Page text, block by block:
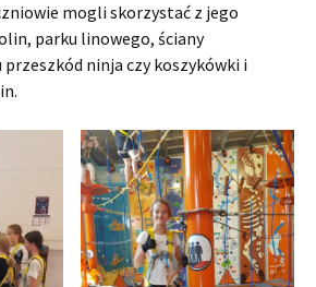
mogli skorzystać z jego
parku linowego, ściany
ninja czy koszykówki i